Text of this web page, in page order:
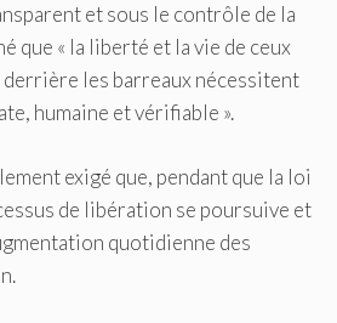
et sous le contrôle de la
que « la liberté et la vie de ceux
les barreaux nécessitent
humaine et vérifiable ».
exigé que, pendant que la loi
de libération se poursuive et
quotidienne des